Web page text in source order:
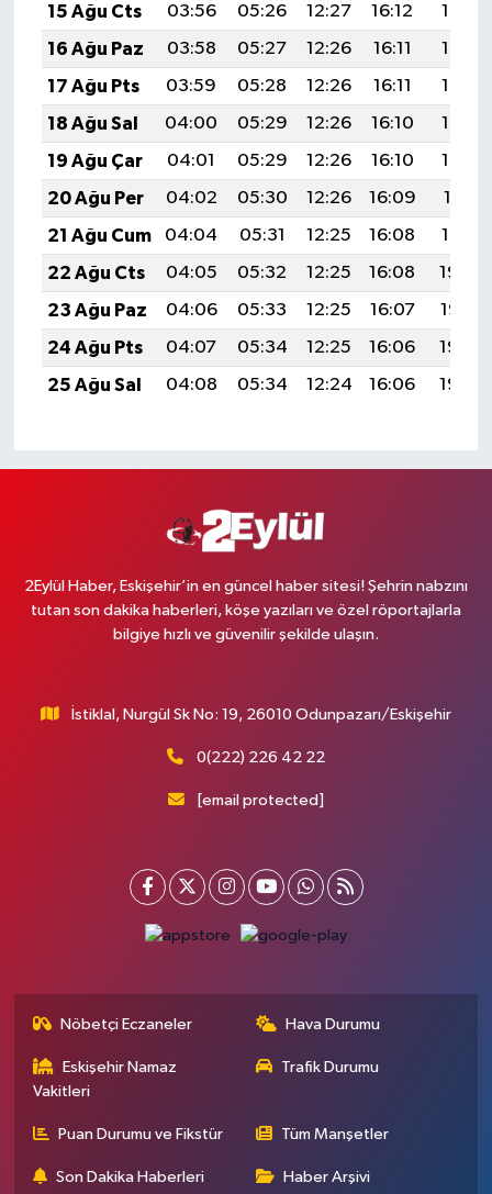
15 Ağu Cts
03:56 05:26 12:27 16:12
19:17
16 Ağu Paz
03:58 05:27 12:26 16:11
19:16
17 Ağu Pts
03:59 05:28 12:26 16:11
19:15
18 Ağu Sal
04:00 05:29 12:26 16:10
19:13
19 Ağu Çar
04:01 05:29 12:26 16:10
19:12
20 Ağu Per
04:02 05:30 12:26 16:09
19:11
21 Ağu Cum
04:04 05:31 12:25 16:08
19:10
22 Ağu Cts
04:05 05:32 12:25 16:08
19:08
23 Ağu Paz
04:06 05:33 12:25 16:07
19:07
24 Ağu Pts
04:07 05:34 12:25 16:06
19:06
25 Ağu Sal
04:08 05:34 12:24 16:06 19:04
2Eylül Haber, Eskişehir’in en güncel haber sitesi! Şehrin nabzını
tutan son dakika haberleri, köşe yazıları ve özel röportajlarla
bilgiye hızlı ve güvenilir şekilde ulaşın.
İstiklal, Nurgül Sk No: 19, 26010 Odunpazarı/Eskişehir
0(222) 226 42 22
[email protected]
Nöbetçi Eczaneler Hava Durumu
Eskişehir Namaz
Vakitleri
Trafik Durumu
Puan Durumu ve Fikstür Tüm Manşetler
Son Dakika Haberleri Haber Arşivi